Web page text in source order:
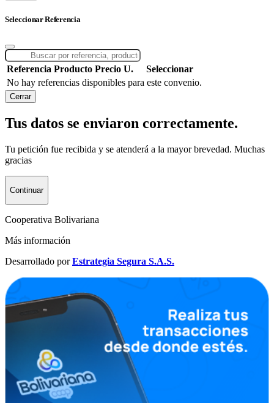
Seleccionar Referencia
Referencia Producto Precio U.
Seleccionar
No hay referencias disponibles para este convenio.
Cerrar
Tus datos se enviaron correctamente.
Tu petición fue recibida y se atenderá a la mayor brevedad. Muchas
gracias
Continuar
Cooperativa Bolivariana
Más información
Desarrollado porEstrategia Segura S.A.S.